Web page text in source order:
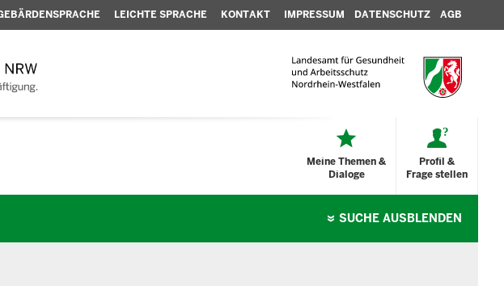
LEICHTE SPRACHE KONTAKT IMPRESSUM DATENSCHUTZ AGB
Profil &
Frage stellen
Meine Themen &
Dialoge
SUCHE AUSBLENDEN